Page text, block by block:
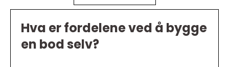
Hva er fordelene ved å bygge
en bod selv?